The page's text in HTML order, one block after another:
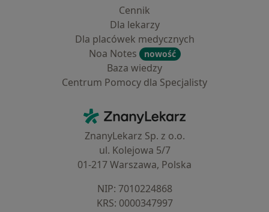
Cennik
Dla lekarzy
Dla placówek medycznych
Noa Notes
nowość
Baza wiedzy
Centrum Pomocy dla Specjalisty
ZnanyLekarz - Strona główna
ZnanyLekarz Sp. z o.o.
ul. Kolejowa 5/7
01-217 Warszawa, Polska
NIP: ⁠7010224868
KRS: ⁠0000347997